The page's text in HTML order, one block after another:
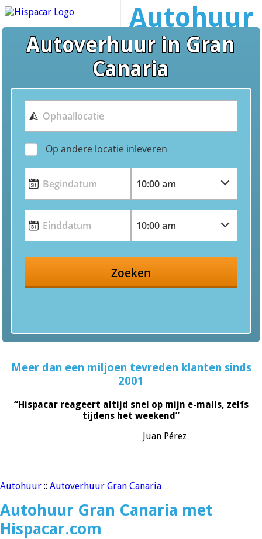
Autohuur
Gran
Canaria
Autoverhuur in Gran
Canaria
Op andere locatie inleveren
Zoeken
Meer dan een miljoen tevreden klanten sinds
2001
“Hispacar reageert altijd snel op mijn e-mails, zelfs
tijdens het weekend”
Juan Pérez
Autohuur :: Autoverhuur Gran Canaria
Autohuur Gran Canaria met
Hispacar.com